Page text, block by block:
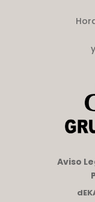
Aviso